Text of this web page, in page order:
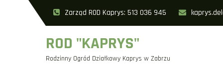
Zarząd ROD Kaprys: 513 036 945
ROD "KAPRYS"
Rodzinny Ogród Działkowy Kaprys w Zabrzu